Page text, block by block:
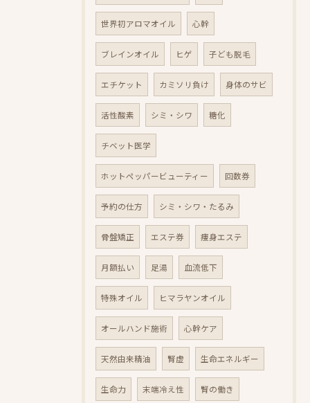
世界初アロマオイル 心幹
ブレインオイル ヒゲ 子ども脱毛
エチケット カミソリ負け 身体のサビ
活性酸素 シミ・シワ 糖化
チベット医学
ホットペッパービューティー 回数券
予約の仕方 シミ・シワ・たるみ
骨盤矯正 エステ券 痩身エステ
月額払い 足湯 血流低下
特殊オイル ヒマラヤンオイル
オールハンド施術 心幹ケア
天然由来精油 腎虚 生命エネルギー
生命力 末端冷え性 腎の働き